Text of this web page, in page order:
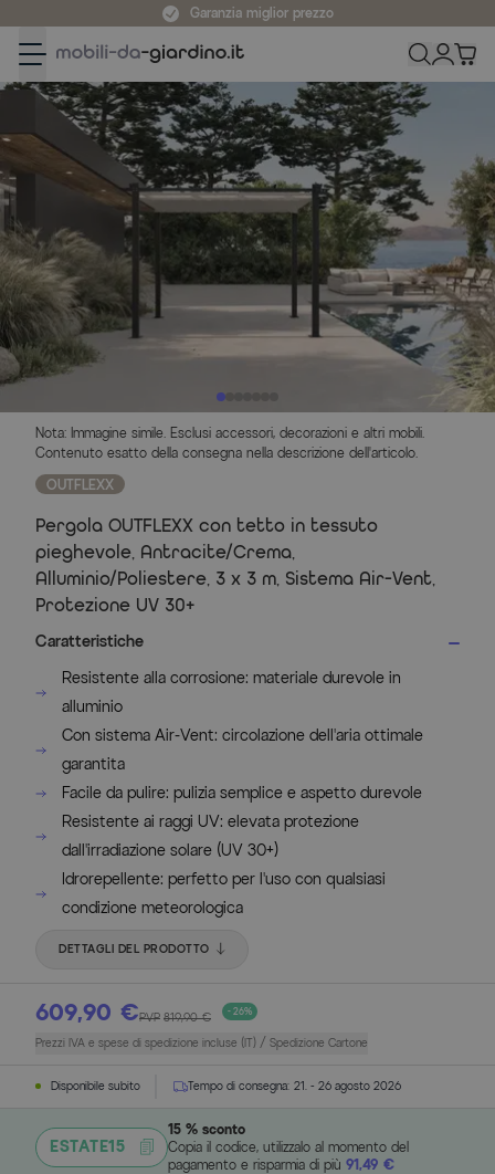
Garanzia miglior prezzo
Nota: Immagine simile. Esclusi accessori, decorazioni e altri mobili.
Contenuto esatto della consegna nella descrizione dell'articolo.
OUTFLEXX
Pergola OUTFLEXX con tetto in tessuto
pieghevole, Antracite/Crema,
Alluminio/Poliestere, 3 x 3 m, Sistema Air-Vent,
Protezione UV 30+
Caratteristiche
Resistente alla corrosione: materiale durevole in
alluminio
Con sistema Air-Vent: circolazione dell'aria ottimale
garantita
Facile da pulire: pulizia semplice e aspetto durevole
Resistente ai raggi UV: elevata protezione
dall'irradiazione solare (UV 30+)
Idrorepellente: perfetto per l'uso con qualsiasi
condizione meteorologica
DETTAGLI DEL PRODOTTO
609,90 €PVP 819,90 € - 26%
Prezzi IVA e spese di spedizione incluse (IT) / Spedizione Cartone
Disponibile subito Tempo di consegna: 21. - 26 agosto 2026
ESTATE15
15 % sconto
Copia il codice, utilizzalo al momento del
pagamento e risparmia di più 91,49 €